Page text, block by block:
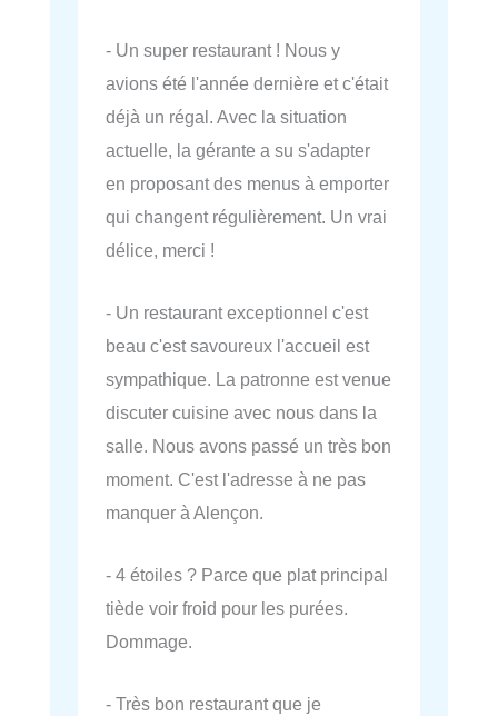
- Un super restaurant ! Nous y
avions été l'année dernière et c'était
déjà un régal. Avec la situation
actuelle, la gérante a su s'adapter
en proposant des menus à emporter
qui changent régulièrement. Un vrai
délice, merci !
- Un restaurant exceptionnel c'est
beau c'est savoureux l'accueil est
sympathique. La patronne est venue
discuter cuisine avec nous dans la
salle. Nous avons passé un très bon
moment. C'est l'adresse à ne pas
manquer à Alençon.
- 4 étoiles ? Parce que plat principal
tiède voir froid pour les purées.
Dommage.
- Très bon restaurant que je